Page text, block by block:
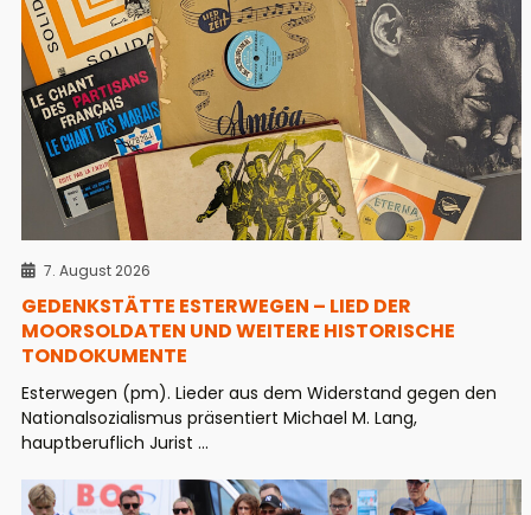
7. August 2026
GEDENKSTÄTTE ESTERWEGEN – LIED DER
MOORSOLDATEN UND WEITERE HISTORISCHE
TONDOKUMENTE
Esterwegen (pm). Lieder aus dem Widerstand gegen den
Nationalsozialismus präsentiert Michael M. Lang,
hauptberuflich Jurist ...